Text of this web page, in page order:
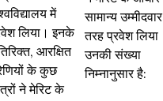
में
लिया। इनके
आरक्षित
के कुछ
ने मेरिट के
सामान्य
तरह प्रवेश लिया
उनकी संख्या
निम्नानुसार है: